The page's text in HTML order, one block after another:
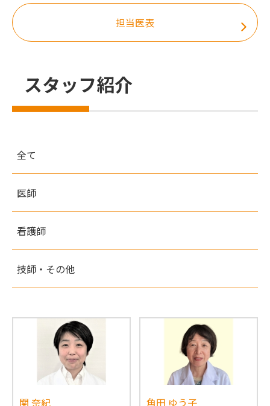
担当医表
スタッフ紹介
全て
医師
看護師
技師・その他
関 奈紀 角田 ゆう子